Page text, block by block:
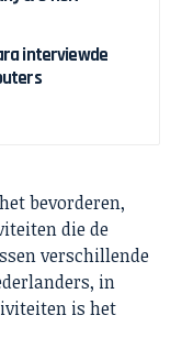
interviewde
bevorderen,
die de
verschillende
in
is het